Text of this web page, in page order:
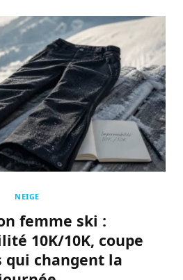
NEIGE
femme ski :
10K/10K, coupe
qui changent la